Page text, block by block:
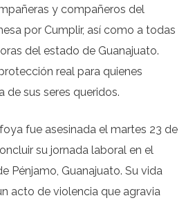
y compañeros del
por Cumplir, así como a todas
del estado de Guanajuato.
real para quienes
de sus seres queridos.
fue asesinada el martes 23 de
su jornada laboral en el
Pénjamo, Guanajuato. Su vida
acto de violencia que agravia